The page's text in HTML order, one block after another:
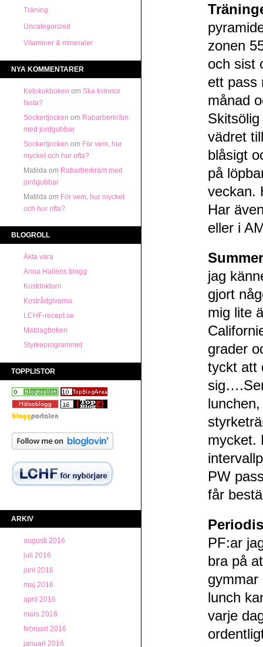
Träning
Uncategorized
Vitaminer & mineraler
NYA KOMMENTARER
Ketokokboken om Ska kvinnor
fasta?
Sockertjocken om Rabarberkräm
med jordgubbar
Sockertjocken om För vem, hur
mycket och hur ofta?
Matilda om Rabarberkräm med
jordgubbar
Matilda om För vem, hur mycket
och hur ofta?
BLOGROLL
Äkta vara
Anna Halléns blogg
Kostdoktorn
Kostrådgivarna
LCHF-recept.se
Matdagboken
Styrkeprogrammet
TOPPLISTOR
ARKIV
augusti 2016
juli 2016
juni 2016
maj 2016
april 2016
mars 2016
februari 2016
januari 2016
zonen
och sist
ett pass
månad
vädret
blåsigt
på
veckan.
Har
eller i
jag
gjort
mig lite
grader
tyckt att
mycket.
PW
får
PF:ar
bra på
lunch
varje